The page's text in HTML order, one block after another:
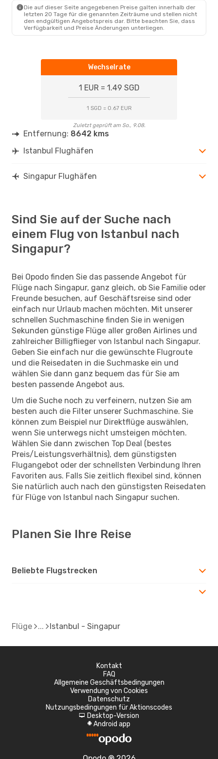
Die auf dieser Seite angegebenen Preise galten innerhalb der
letzten 20 Tage für die genannten Zeiträume und stellen nicht
den endgültigen Angebotspreis dar. Bitte beachten Sie, dass
Verfügbarkeit und Preise Änderungen unterliegen.
Wechselrate
1 EUR = 1.49 SGD
1 SGD = 0.67 EUR
Zuletzt geprüft am So., 9.08.
Entfernung: 8642 kms
Istanbul Flughäfen
Singapur Flughäfen
Sind Sie auf der Suche nach
einem Flug von Istanbul nach
Singapur?
Bei Opodo finden Sie das passende Angebot für
Flüge nach Singapur, ganz gleich, ob Sie Familie oder
Freunde besuchen, auf Geschäftsreise sind oder
einfach nur Urlaub machen möchten. Mit unserer
schnellen Suchmaschine finden Sie in wenigen
Sekunden günstige Flüge aller großen Airlines und
zahlreicher Billigflieger von Istanbul nach Singapur.
Geben Sie einfach nur die gewünschte Flugroute
und die Reisedaten in die Suchmaske ein und
wählen Sie dann ganz bequem das für Sie am
besten passende Angebot aus.
Um die Suche noch zu verfeinern, nutzen Sie am
besten auch die Filter unserer Suchmaschine. Sie
können zum Beispiel nur Direktflüge auswählen,
wenn Sie unterwegs nicht umsteigen möchten.
Wählen Sie dann zwischen Top Deal (bestes
Preis/Leistungsverhältnis), dem günstigsten
Flugangebot oder der schnellsten Verbindung Ihren
Favoriten aus. Falls Sie zeitlich flexibel sind, können
Sie natürlich auch nach den günstigsten Reisedaten
für Flüge von Istanbul nach Singapur suchen.
Planen Sie Ihre Reise
Beliebte Flugstrecken
Flüge Istanbul - Singapur
Kontakt
FAQ
Allgemeine Geschäftsbedingungen
Verwendung von Cookies
Datenschutz
Nutzungsbedingungen für Aktionscodes
d Desktop-Version
A Android app